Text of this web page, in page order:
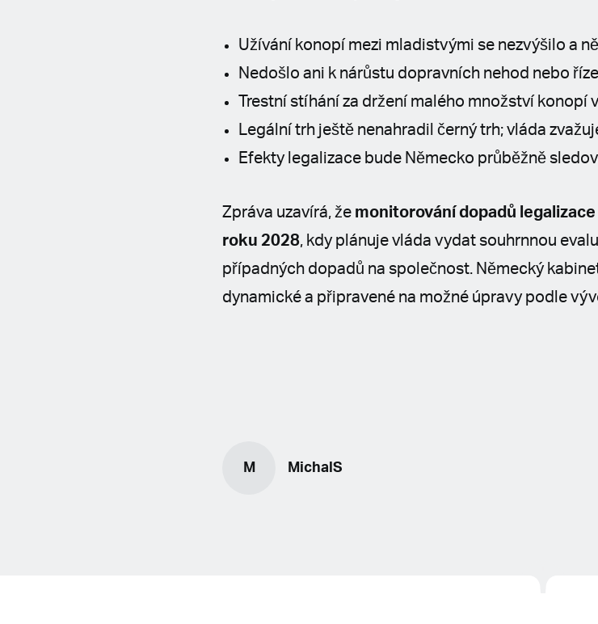
Užívání konopí mezi mladistvými se nezvýšilo a
Nedošlo ani k nárůstu dopravních nehod nebo
Trestní stíhání za držení malého množství konopí
Legální trh ještě nenahradil černý trh; vláda
Efekty legalizace bude Německo průběžně
Zpráva uzavírá, že monitorování dopadů
roku 2028, kdy plánuje vláda vydat souhrnnou
případných dopadů na společnost. Německý
dynamické a připravené na možné úpravy podle
M MichalS